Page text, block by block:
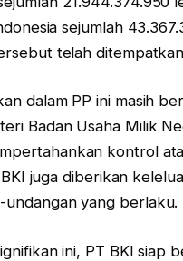
sejumlah
telah
dalam PP ini masih
Badan Usaha Milik
kontrol
juga diberikan
yang berlaku.
ini, PT BKI siap